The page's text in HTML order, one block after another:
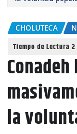
CHOLUTECA
la